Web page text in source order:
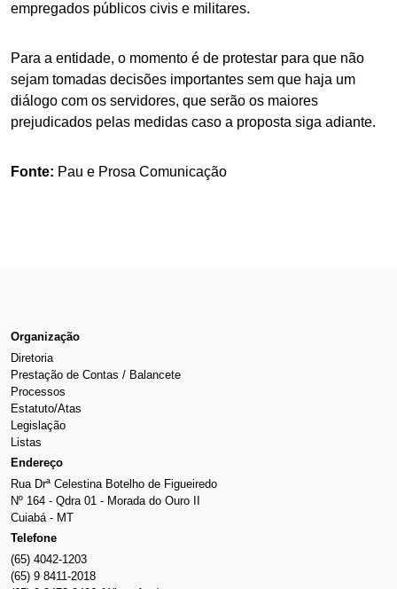
empregados públicos civis e militares.
Para a entidade, o momento é de protestar para que não
sejam tomadas decisões importantes sem que haja um
diálogo com os servidores, que serão os maiores
prejudicados pelas medidas caso a proposta siga adiante.
Fonte: Pau e Prosa Comunicação
Organização
Diretoria
Prestação de Contas / Balancete
Processos
Estatuto/Atas
Legislação
Listas
Endereço
Rua Drª Celestina Botelho de Figueiredo
Nº 164 - Qdra 01 - Morada do Ouro II
Cuiabá - MT
Telefone
(65) 4042-1203
(65) 9 8411-2018